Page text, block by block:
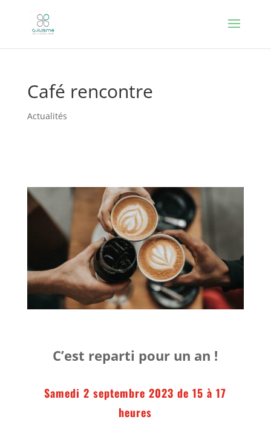
Café rencontre
Actualités
C’est reparti pour un an !
Samedi 2 septembre 2023 de 15 à 17
heures